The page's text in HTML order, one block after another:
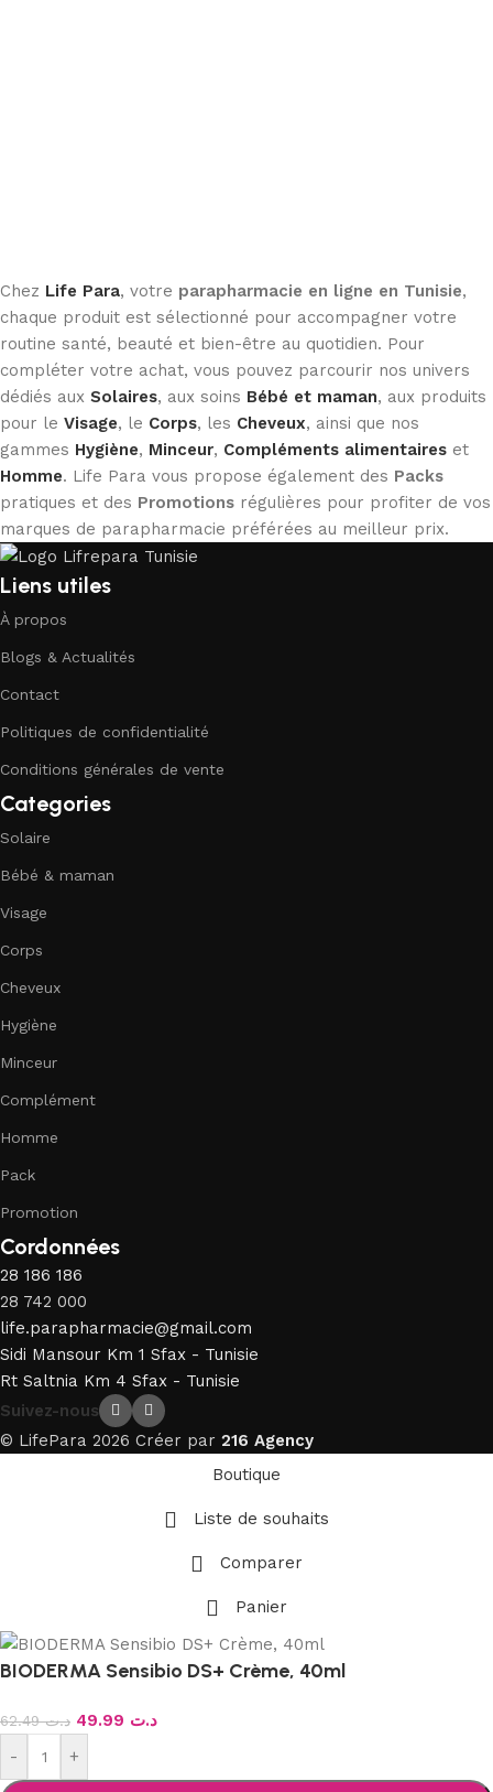
Chez Life Para, votre parapharmacie en ligne en Tunisie,
chaque produit est sélectionné pour accompagner votre
routine santé, beauté et bien-être au quotidien. Pour
compléter votre achat, vous pouvez parcourir nos univers
dédiés aux Solaires, aux soins Bébé et maman, aux produits
pour le Visage, le Corps, les Cheveux, ainsi que nos
gammes Hygiène, Minceur, Compléments alimentaires et
Homme. Life Para vous propose également des Packs
pratiques et des Promotions régulières pour profiter de vos
marques de parapharmacie préférées au meilleur prix.
Liens utiles
À propos
Blogs & Actualités
Contact
Politiques de confidentialité
Conditions générales de vente
Categories
Solaire
Bébé & maman
Visage
Corps
Cheveux
Hygiène
Minceur
Complément
Homme
Pack
Promotion
Cordonnées
28 186 186
28 742 000
life.parapharmacie@gmail.com
Sidi Mansour Km 1 Sfax - Tunisie
Rt Saltnia Km 4 Sfax - Tunisie
Suivez-nous
© LifePara 2026 Créer par 216 Agency
Boutique
Liste de souhaits
Comparer
Panier
BIODERMA Sensibio DS+ Crème, 40ml
د.ت62.49 د.ت
-
+